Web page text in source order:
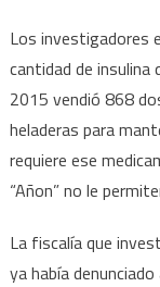
Los investigadores
cantidad de
2015 vendió 868
heladeras para
requiere ese
“Añon” no le
La fiscalía que
ya había